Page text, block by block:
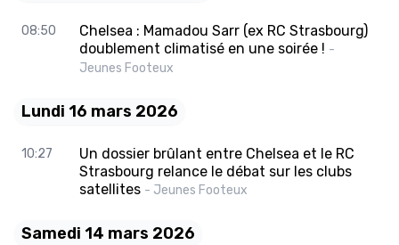
08:50
Chelsea : Mamadou Sarr (ex RC Strasbourg)
doublement climatisé en une soirée ! -
Jeunes Footeux
Lundi 16 mars 2026
10:27
Un dossier brûlant entre Chelsea et le RC
Strasbourg relance le débat sur les clubs
satellites - Jeunes Footeux
Samedi 14 mars 2026